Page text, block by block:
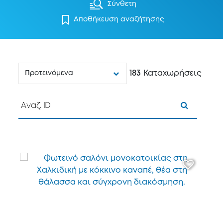
Σύνθετη
Αποθήκευση αναζήτησης
Προτεινόμενα 183 Καταχωρήσεις